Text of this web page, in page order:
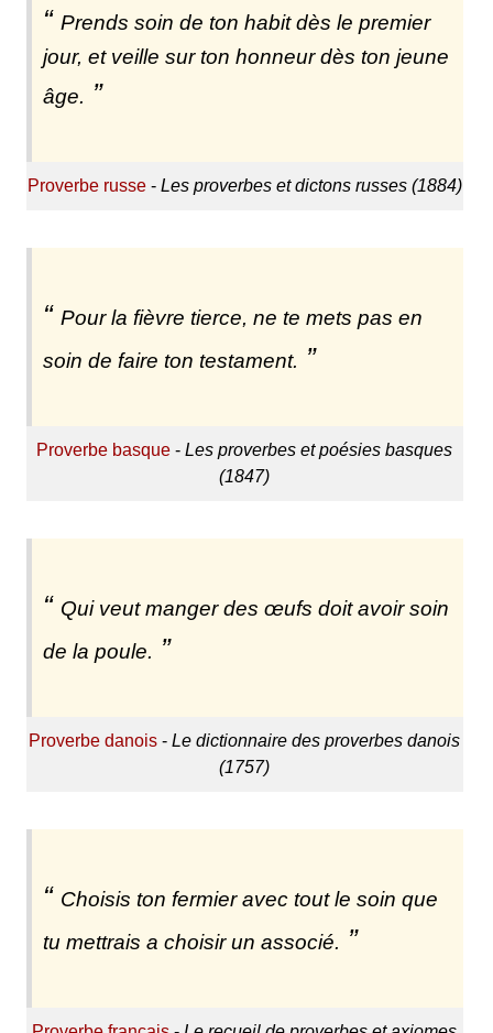
Prends soin de ton habit dès le premier
jour, et veille sur ton honneur dès ton jeune
âge.
Proverbe russe- Les proverbes et dictons russes (1884)
Pour la fièvre tierce, ne te mets pas en
soin de faire ton testament.
Proverbe basque -Les proverbes et poésies basques
(1847)
Qui veut manger des œufs doit avoir soin
de la poule.
Proverbe danois -Le dictionnaire des proverbes danois
(1757)
Choisis ton fermier avec tout le soin que
tu mettrais a choisir un associé.